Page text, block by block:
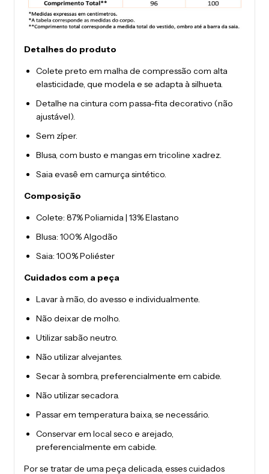
Detalhes do produto
Colete preto em malha de compressão com alta
elasticidade, que modela e se adapta à silhueta.
Detalhe na cintura com passa-fita decorativo (não
ajustável).
Sem zíper.
Blusa, com busto e mangas em tricoline xadrez.
Saia evasê em camurça sintético.
Composição
Colete: 87% Poliamida | 13% Elastano
Blusa: 100% Algodão
Saia: 100% Poliéster
Cuidados com a peça
Lavar à mão, do avesso e individualmente.
Não deixar de molho.
Utilizar sabão neutro.
Não utilizar alvejantes.
Secar à sombra, preferencialmente em cabide.
Não utilizar secadora.
Passar em temperatura baixa, se necessário.
Conservar em local seco e arejado,
preferencialmente em cabide.
Por se tratar de uma peça delicada, esses cuidados